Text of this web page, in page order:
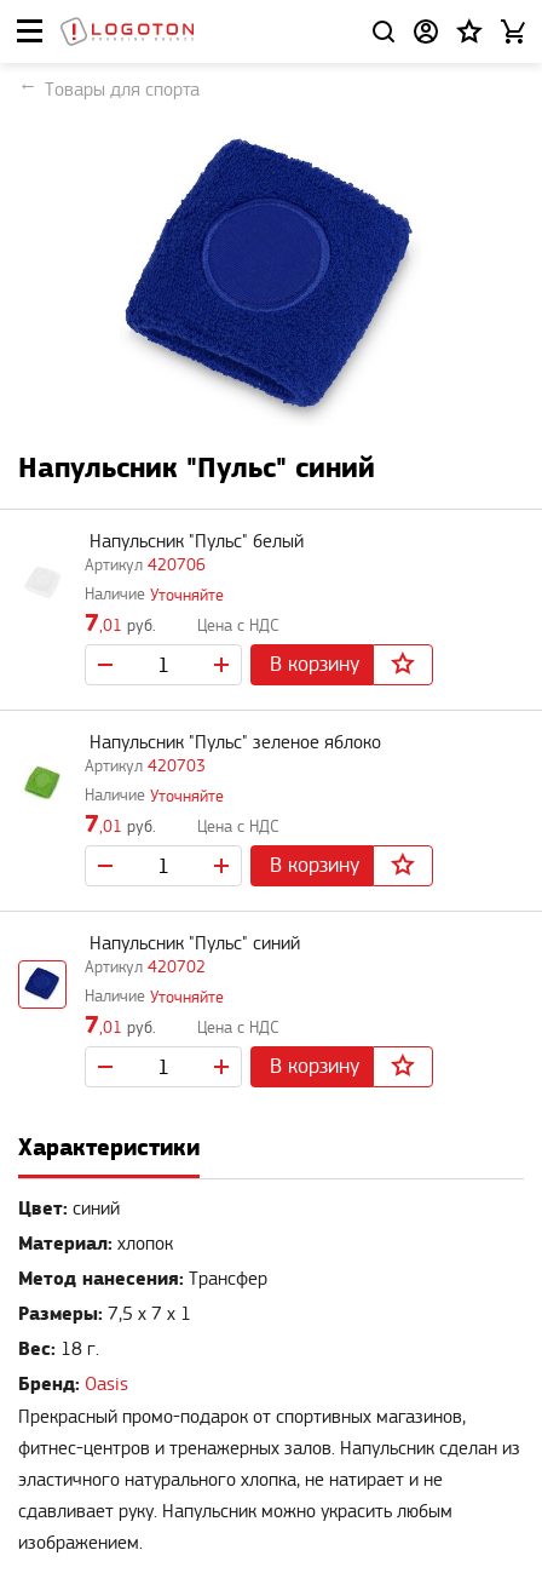
Товары для спорта
Напульсник "Пульс" синий
420706
Напульсник "Пульс" белый
Уточняйте
7,01 руб.
В корзину
420703
Напульсник "Пульс" зеленое яблоко
Уточняйте
7,01 руб.
В корзину
420702
Напульсник "Пульс" синий
Уточняйте
7,01 руб.
В корзину
Характеристики
Цвет: синий
Материал: хлопок
Метод нанесения: Трансфер
Размеры: 7,5 х 7 х 1
Вес: 18 г.
Бренд: Oasis
Прекрасный промо-подарок от спортивных магазинов,
фитнес-центров и тренажерных залов. Напульсник сделан из
эластичного натурального хлопка, не натирает и не
сдавливает руку. Напульсник можно украсить любым
изображением.